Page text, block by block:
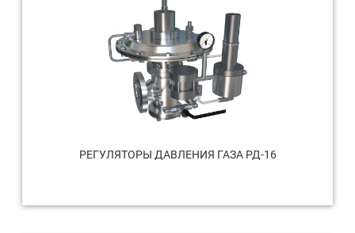
РЕГУЛЯТОРЫ ДАВЛЕНИЯ ГАЗА РД-16